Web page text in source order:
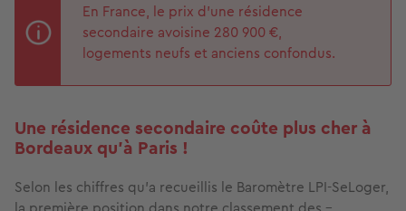
En France, le prix d’une résidence
secondaire avoisine 280 900 €,
logements neufs et anciens confondus.
Une résidence secondaire coûte plus cher à
Bordeaux qu’à Paris !
Selon les chiffres qu’a recueillis le Baromètre LPI-SeLoger,